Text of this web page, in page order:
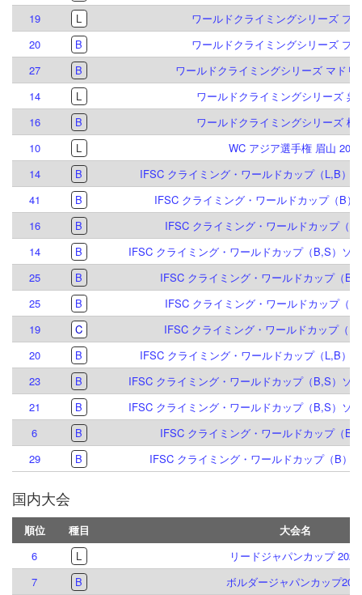
19
L
ワールドクライミングシリーズ プ
20
B
ワールドクライミングシリーズ プ
27
B
ワールドクライミングシリーズ マドリ
14
L
ワールドクライミングシリーズ 呉
16
B
ワールドクライミングシリーズ 柯
10
L
WC アジア選手権 眉山 2026
14
B
IFSC クライミング・ワールドカップ（L,B）
41
B
IFSC クライミング・ワールドカップ（B）
16
B
IFSC クライミング・ワールドカップ（B
14
B
IFSC クライミング・ワールドカップ（B,S）ソ
25
B
IFSC クライミング・ワールドカップ（
25
B
IFSC クライミング・ワールドカップ（B
19
C
IFSC クライミング・ワールドカップ（
20
B
IFSC クライミング・ワールドカップ（L,B）
23
B
IFSC クライミング・ワールドカップ（B,S）ソ
21
B
IFSC クライミング・ワールドカップ（B,S）ソ
6
B
IFSC クライミング・ワールドカップ（
29
B IFSC クライミング・ワールドカップ（B）
国内大会
順位 種目
大会名
6
L
リードジャパンカップ 2026
7
B
ボルダージャパンカップ